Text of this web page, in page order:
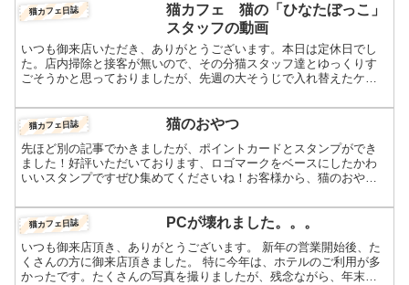
猫カフェ日誌
猫カフェ 猫の「ひなたぼっこ」
スタッフの動画
いつも御来店いただき、ありがとうございます。本日は定休日でし
た。店内掃除と接客が無いので、その分猫スタッフ達とゆっくりす
ごそうかと思っておりましたが、先週の大そうじで入れ替えたケー
猫カフェ日誌 猫のおやつ
先ほど別の記事でかきましたが、ポイントカードとスタンプができ
ました！好評いただいております、ロゴマークをベースにしたかわ
いいスタンプですぜひ集めてくださいね！お客様から、猫のおやつ
す...
猫カフェ日誌 PCが壊れました。。。
いつも御来店頂き、ありがとうございます。 新年の営業開始後、た
くさんの方に御来店頂きました。 特に今年は、ホテルのご利用が多
かったです。たくさんの写真を撮りましたが、残念ながら、年末に